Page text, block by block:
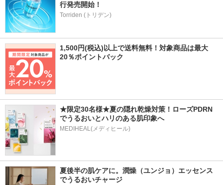
行発売開始！
Torriden (トリデン)
1,500円(税込)以上で送料無料！対象商品は最大
20％ポイントバック
★限定30名様★夏の隠れ乾燥対策！ローズPDRN
でうるおいとハリのある肌印象へ
MEDIHEAL(メディヒール)
夏後半の肌ケアに。潤燥（ユンジョ）エッセンス
でうるおいチャージ